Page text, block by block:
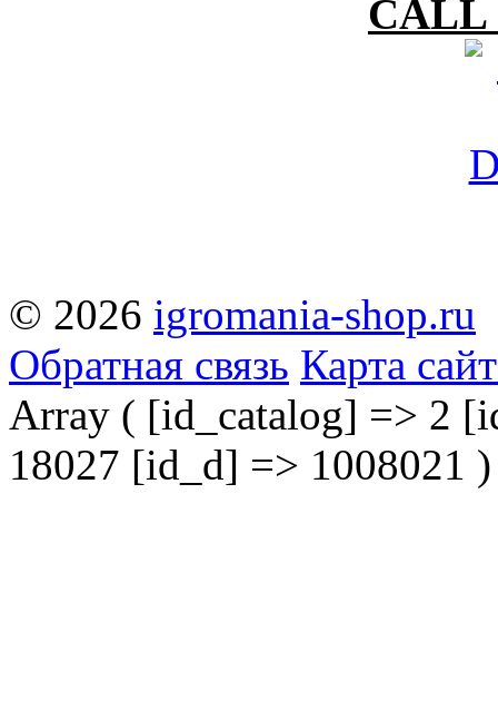
CALL
© 2026 igromania-shop.ru
Обратная связь Карта
Array ( [id_catalog] => 2
18027 [id_d] => 1008021 )